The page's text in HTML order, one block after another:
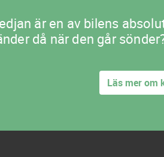
är en av bilens
då när den går
Läs mer om